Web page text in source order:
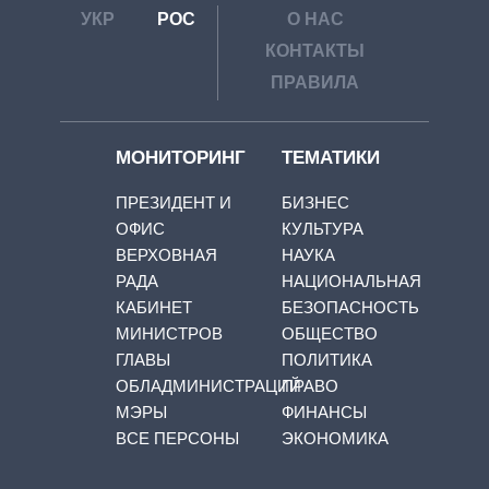
УКР РОС
О НАС
КОНТАКТЫ
ПРАВИЛА
МОНИТОРИНГ
ПРЕЗИДЕНТ И
ОФИС
ВЕРХОВНАЯ
РАДА
КАБИНЕТ
МИНИСТРОВ
ГЛАВЫ
ОБЛАДМИНИСТРАЦИЙ
МЭРЫ
ВСЕ ПЕРСОНЫ
ТЕМАТИКИ
БИЗНЕС
КУЛЬТУРА
НАУКА
НАЦИОНАЛЬНАЯ
БЕЗОПАСНОСТЬ
ОБЩЕСТВО
ПОЛИТИКА
ПРАВО
ФИНАНСЫ
ЭКОНОМИКА